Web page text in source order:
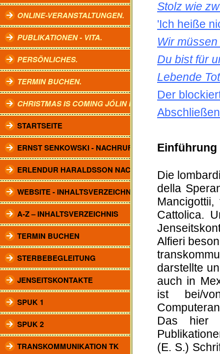
ONLINE-VERANSTALTUNGEN.
PUBLIKATIONEN - VITA.
PERSÖNLICHES.
TERMIN BUCHEN.
CHRISTMAS IS COMING JÓLIN KOMA.
STARTSEITE
ERNST SENKOWSKI - NACHRUF
ERLENDUR HARALDSSON NACHRUF
WEBSITE - INHALTSVERZEICHNIS
A-Z – INHALTSVERZEICHNIS
TERMIN BUCHEN
STERBEBEGLEITUNG
JENSEITSKONTAKTE
SPUK 1
SPUK 2
TRANSKOMMUNIKATION TK
Stolz wie
'Ich heiße
Wir
Du bist für
Lebende
Der
Einführung
Die
della
Cattolica.
Alfieri
darstellte
auch in
ist bei/
Das hier
(E. S.)